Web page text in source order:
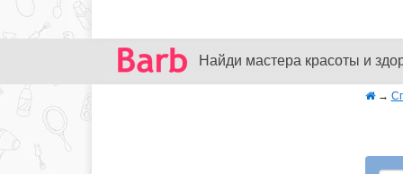
Найди мастера красоты и
→